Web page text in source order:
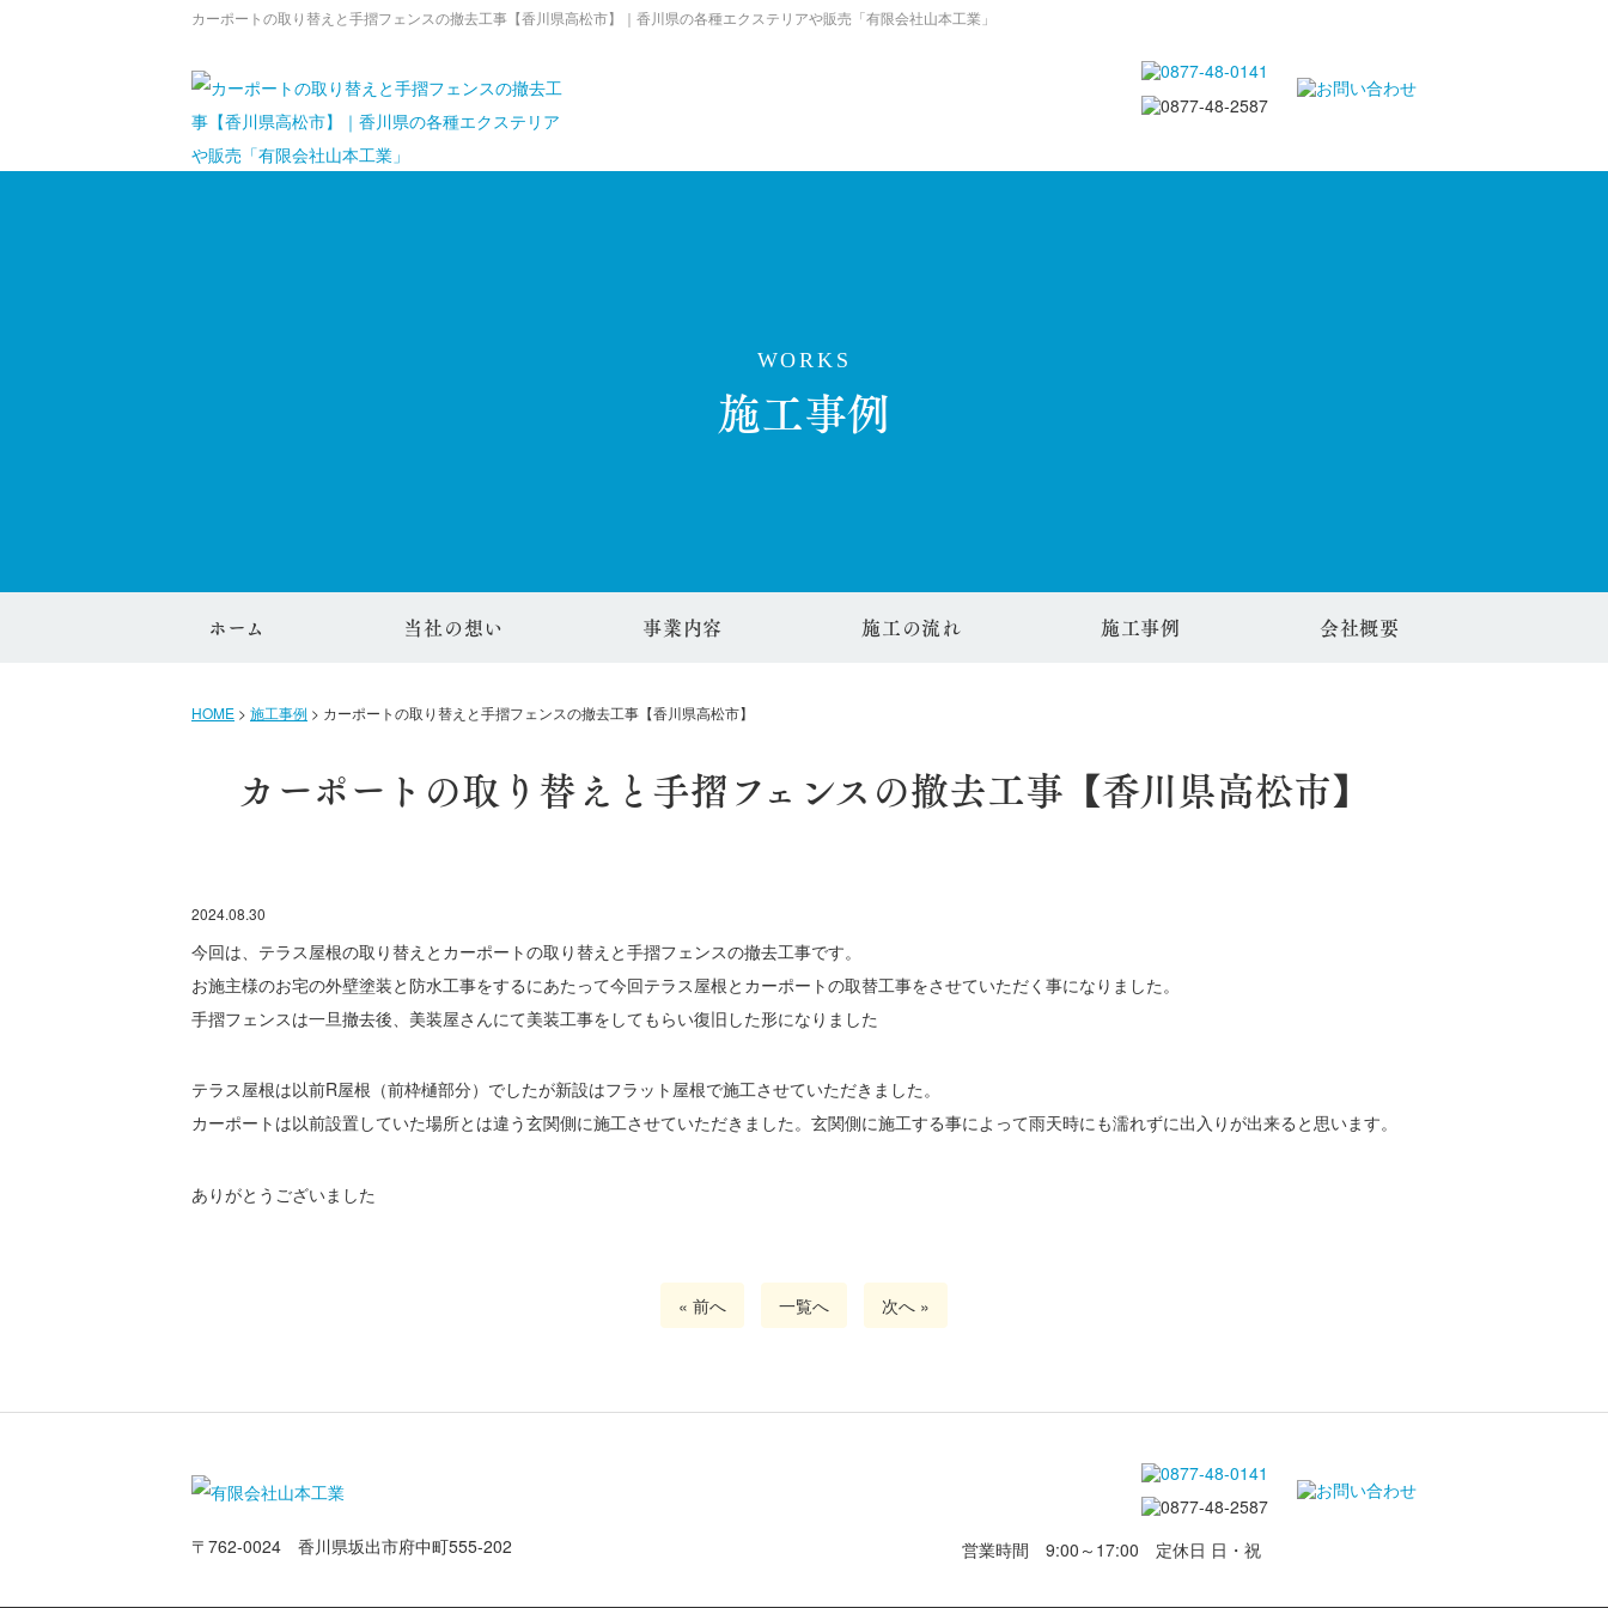
カーポートの取り替えと手摺フェンスの撤去工事【香川県高松市】｜香川県の各種エクステリアや販売「有限会社山本工業」
WORKS
施工事例
ホーム 当社の想い 事業内容 施工の流れ 施工事例 会社概要
HOME > 施工事例 > カーポートの取り替えと手摺フェンスの撤去工事【香川県高松市】
カーポートの取り替えと手摺フェンスの撤去工事【香川県高松市】
2024.08.30
今回は、テラス屋根の取り替えとカーポートの取り替えと手摺フェンスの撤去工事です。
お施主様のお宅の外壁塗装と防水工事をするにあたって今回テラス屋根とカーポートの取替工事をさせていただく事になりました。
手摺フェンスは一旦撤去後、美装屋さんにて美装工事をしてもらい復旧した形になりました
テラス屋根は以前R屋根（前枠樋部分）でしたが新設はフラット屋根で施工させていただきました。
カーポートは以前設置していた場所とは違う玄関側に施工させていただきました。玄関側に施工する事によって雨天時にも濡れずに出入りが出来ると思います。
ありがとうございました
« 前へ 一覧へ 次へ »
〒762-0024 香川県坂出市府中町555-202 営業時間 9:00～17:00 定休日 日・祝